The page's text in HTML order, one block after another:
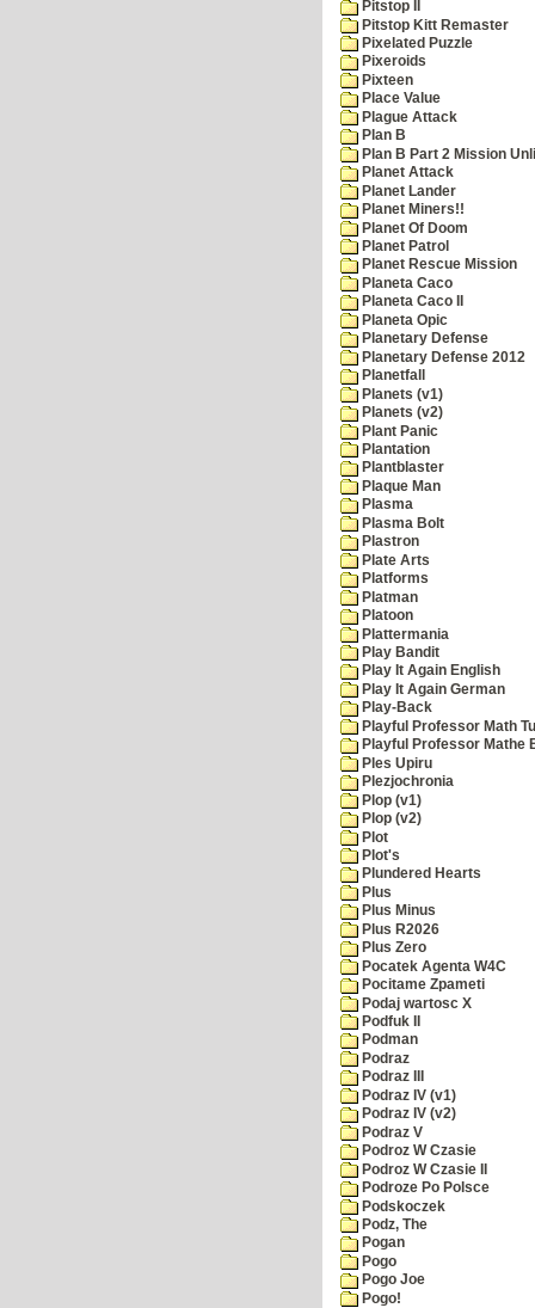
Pitstop II
Pitstop Kitt Remaster
Pixelated Puzzle
Pixeroids
Pixteen
Place Value
Plague Attack
Plan B
Plan B Part 2 Mission
Planet Attack
Planet Lander
Planet Miners!!
Planet Of Doom
Planet Patrol
Planet Rescue Mission
Planeta Caco
Planeta Caco II
Planeta Opic
Planetary Defense
Planetary Defense 2012
Planetfall
Planets (v1)
Planets (v2)
Plant Panic
Plantation
Plantblaster
Plaque Man
Plasma
Plasma Bolt
Plastron
Plate Arts
Platforms
Platman
Platoon
Plattermania
Play Bandit
Play It Again English
Play It Again German
Play-Back
Playful Professor Math
Playful Professor Mathe
Ples Upiru
Plezjochronia
Plop (v1)
Plop (v2)
Plot
Plot's
Plundered Hearts
Plus
Plus Minus
Plus R2026
Plus Zero
Pocatek Agenta W4C
Pocitame Zpameti
Podaj wartosc X
Podfuk II
Podman
Podraz
Podraz III
Podraz IV (v1)
Podraz IV (v2)
Podraz V
Podroz W Czasie
Podroz W Czasie II
Podroze Po Polsce
Podskoczek
Podz, The
Pogan
Pogo
Pogo Joe
Pogo!